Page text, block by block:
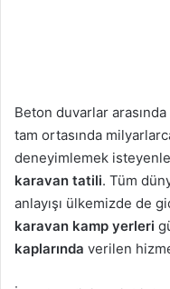
Beton duvarlar
tam ortasında
deneyimlemek
karavan tatili. Tüm
anlayışı ülkemizde de
karavan kamp yerleri
kaplarında verilen